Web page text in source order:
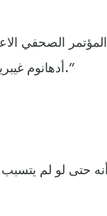
الصحفي
أدهانوم غيبرييسوس، إن أوميكرون “ينتشر بمعدل لم نشهده مع أي متغير سابق.”
حتى لو لم